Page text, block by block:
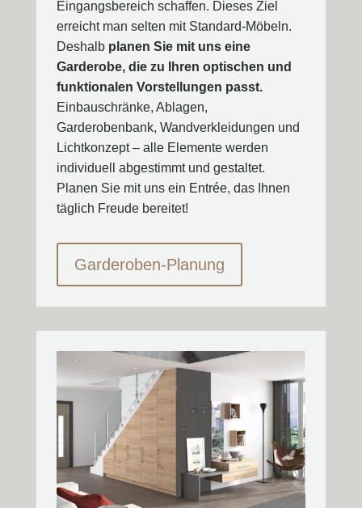
Eingangsbereich schaffen. Dieses Ziel
erreicht man selten mit Standard-Möbeln.
Deshalb planen Sie mit uns eine
Garderobe, die zu Ihren optischen und
funktionalen Vorstellungen passt.
Einbauschränke, Ablagen,
Garderobenbank, Wandverkleidungen und
Lichtkonzept – alle Elemente werden
individuell abgestimmt und gestaltet.
Planen Sie mit uns ein Entrée, das Ihnen
täglich Freude bereitet!
Garderoben-Planung